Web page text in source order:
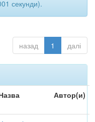
секунди).
назад 1 далі
Автор(и)